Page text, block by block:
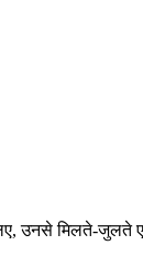
उनसे मिलते-